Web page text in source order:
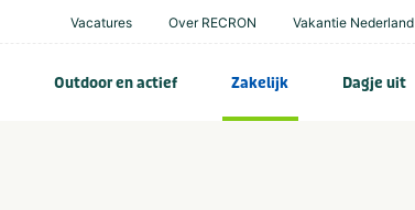
Vacatures Over RECRON Vakantie Nederland
Outdoor en actief Zakelijk Dagje uit